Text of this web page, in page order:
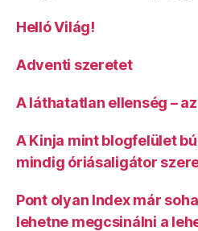
Helló Világ!
Adventi szeretet
A láthatatlan ellenség –
A Kinja mint blogfelület
mindig óriásaligátor
Pont olyan Index már
lehetne megcsinálni a